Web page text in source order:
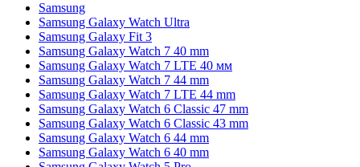
Samsung
Samsung Galaxy Watch Ultra
Samsung Galaxy Fit 3
Samsung Galaxy Watch 7 40 mm
Samsung Galaxy Watch 7 LTE 40 мм
Samsung Galaxy Watch 7 44 mm
Samsung Galaxy Watch 7 LTE 44 mm
Samsung Galaxy Watch 6 Classic 47 mm
Samsung Galaxy Watch 6 Classic 43 mm
Samsung Galaxy Watch 6 44 mm
Samsung Galaxy Watch 6 40 mm